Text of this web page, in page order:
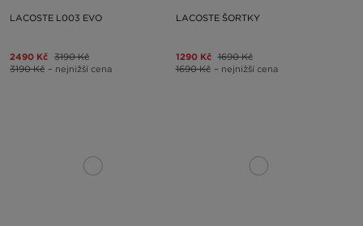
LACOSTE L003 EVO
2490 Kč 3190 Kč
3190 Kč – nejnižší cena
LACOSTE ŠORTKY
1290 Kč 1690 Kč
1690 Kč – nejnižší cena